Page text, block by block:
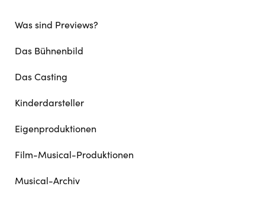
Was sind Previews?
Das Bühnenbild
Das Casting
Kinderdarsteller
Eigenproduktionen
Film-Musical-Produktionen
Musical-Archiv